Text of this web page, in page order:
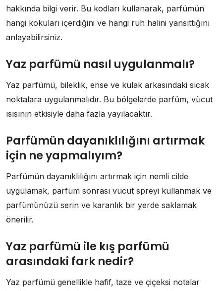
hakkında bilgi verir. Bu kodları kullanarak, parfümün
hangi kokuları içerdiğini ve hangi ruh halini yansıttığını
anlayabilirsiniz.
Yaz parfümü nasıl uygulanmalı?
Yaz parfümü, bileklik, ense ve kulak arkasındaki sıcak
noktalara uygulanmalıdır. Bu bölgelerde parfüm, vücut
ısısının etkisiyle daha fazla yayılacaktır.
Parfümün dayanıklılığını artırmak
için ne yapmalıyım?
Parfümün dayanıklılığını artırmak için nemli cilde
uygulamak, parfüm sonrası vücut spreyi kullanmak ve
parfümünüzü serin ve karanlık bir yerde saklamak
önerilir.
Yaz parfümü ile kış parfümü
arasındaki fark nedir?
Yaz parfümü genellikle hafif, taze ve çiçeksi notalar